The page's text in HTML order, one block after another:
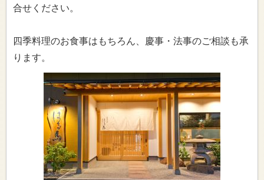
合せください。
四季料理のお食事はもちろん、慶事・法事のご相談も承
ります。